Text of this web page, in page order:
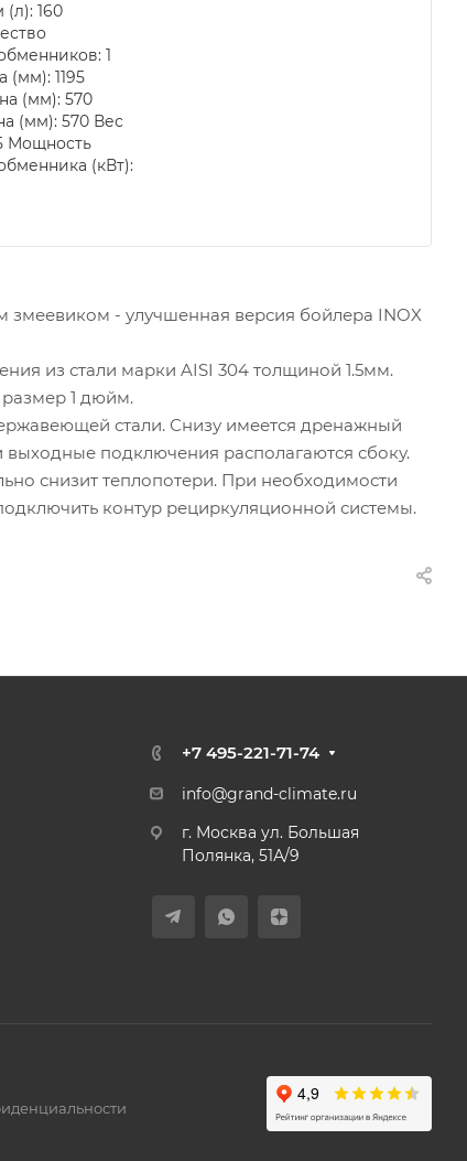
160
1
(мм): 1195
(мм): 570
(мм): 570 Вес
Мощность
(кВт):
змеевиком - улучшенная версия бойлера INOX
из стали марки AISI 304 толщиной 1.5мм.
1 дюйм.
стали. Снизу имеется дренажный
подключения располагаются сбоку.
снизит теплопотери. При необходимости
контур рециркуляционной системы.
+7 495-221-71-74
info@grand-climate.ru
г. Москва ул. Большая
Полянка, 51А/9